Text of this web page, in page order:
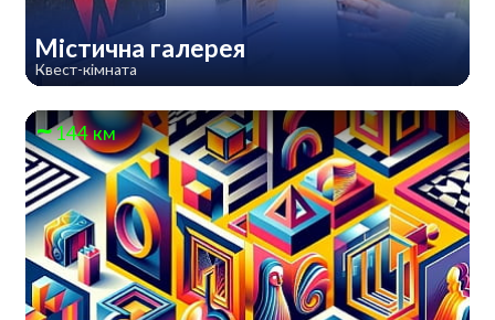
Містична галерея
Квест-кімната
144 км